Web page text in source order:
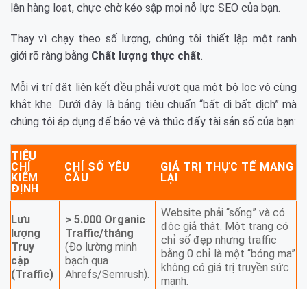
lên hàng loạt, chực chờ kéo sập mọi nỗ lực SEO của bạn.
Thay vì chạy theo số lượng, chúng tôi thiết lập một ranh
giới rõ ràng bằng Chất lượng thực chất.
Mỗi vị trí đặt liên kết đều phải vượt qua một bộ lọc vô cùng
khắt khe. Dưới đây là bảng tiêu chuẩn “bất di bất dịch” mà
chúng tôi áp dụng để bảo vệ và thúc đẩy tài sản số của bạn:
TIÊU
CHÍ
KIỂM
ĐỊNH
CHỈ SỐ YÊU
CẦU
GIÁ TRỊ THỰC TẾ MANG
LẠI
Lưu
lượng
Truy
cập
(Traffic)
> 5.000 Organic
Traffic/tháng
(Đo lường minh
bạch qua
Ahrefs/Semrush).
Website phải “sống” và có
độc giả thật. Một trang có
chỉ số đẹp nhưng traffic
bằng 0 chỉ là một “bóng ma”
không có giá trị truyền sức
mạnh.